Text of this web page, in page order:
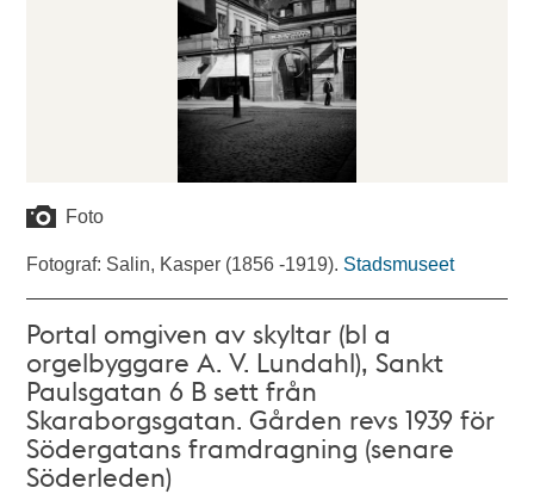
Foto
Fotograf: Salin, Kasper (1856 -1919). Stadsmuseet
Portal omgiven av skyltar (bl a
orgelbyggare A. V. Lundahl), Sankt
Paulsgatan 6 B sett från
Skaraborgsgatan. Gården revs 1939 för
Södergatans framdragning (senare
Söderleden)